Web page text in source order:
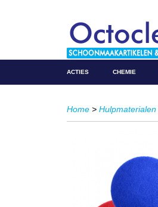
ACTIES CHEMIE
Home > Hulpmaterialen